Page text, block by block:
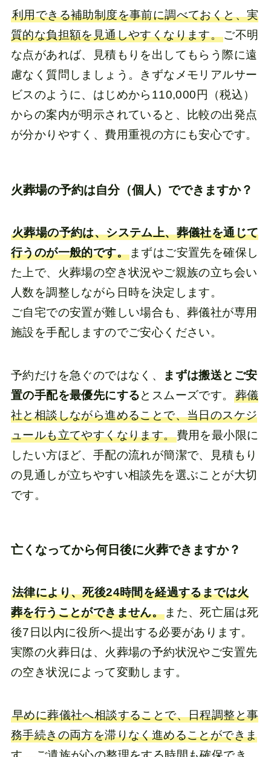
利用できる補助制度を事前に調べておくと、実
質的な負担額を見通しやすくなります。ご不明
な点があれば、見積もりを出してもらう際に遠
慮なく質問しましょう。きずなメモリアルサー
ビスのように、はじめから110,000円（税込）
からの案内が明示されていると、比較の出発点
が分かりやすく、費用重視の方にも安心です。
火葬場の予約は自分（個人）でできますか？
火葬場の予約は、システム上、葬儀社を通じて
行うのが一般的です。まずはご安置先を確保し
た上で、火葬場の空き状況やご親族の立ち会い
人数を調整しながら日時を決定します。
ご自宅での安置が難しい場合も、葬儀社が専用
施設を手配しますのでご安心ください。
予約だけを急ぐのではなく、
まずは搬送とご安
置の手配を最優先にするとスムーズです。 葬儀
社と相談しながら進めることで、当日のスケジ
ュールも立てやすくなります。費用を最小限に
したい方ほど、手配の流れが簡潔で、見積もり
の見通しが立ちやすい相談先を選ぶことが大切
です。
亡くなってから何日後に火葬できますか？
法律により、死後24時間を経過するまでは火
葬を行うことができません。 また、死亡届は死
後7日以内に役所へ提出する必要があります。
実際の火葬日は、火葬場の予約状況やご安置先
の空き状況によって変動します。
早めに葬儀社へ相談することで、日程調整と事
務手続きの両方を滞りなく進めることができま